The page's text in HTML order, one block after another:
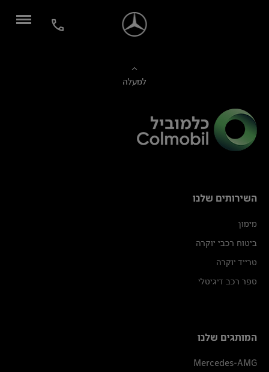
למעלה
השירותים שלנו
מימון
ביטוח רכבי יוקרה
טרייד יוקרה
ספר רכב דיגיטלי
המותגים שלנו
Mercedes-AMG